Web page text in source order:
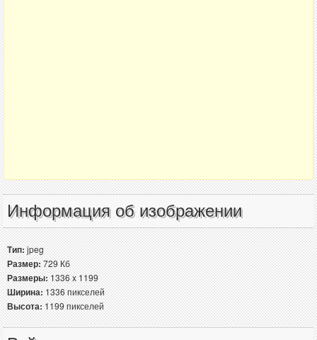
Информация об изображении
Тип:jpeg
Размер:729 Кб
Размеры:1336 x 1199
Ширина:1336 пикселей
Высота:1199 пикселей